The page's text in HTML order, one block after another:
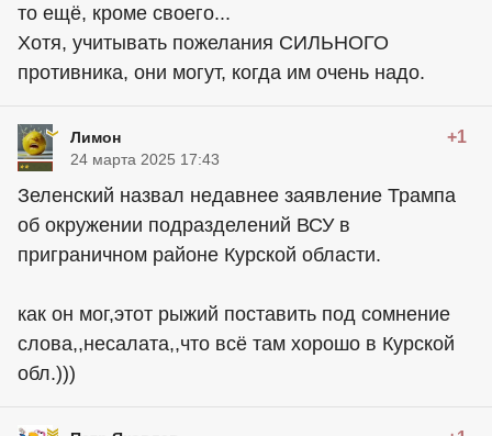
то ещё, кроме своего...
Хотя, учитывать пожелания СИЛЬНОГО
противника, они могут, когда им очень надо.
Лимон +1
24 марта 2025 17:43
Зеленский назвал недавнее заявление Трампа
об окружении подразделений ВСУ в
приграничном районе Курской области.
как он мог,этот рыжий поставить под сомнение
слова,,несалата,,что всё там хорошо в Курской
обл.)))